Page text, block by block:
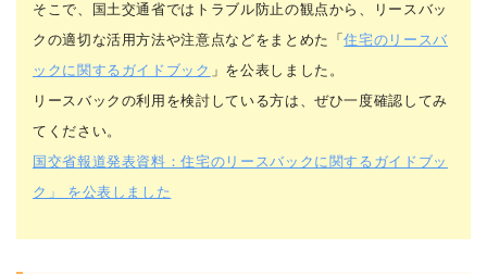
そこで、国土交通省ではトラブル防止の観点から、リースバッ
クの適切な活用方法や注意点などをまとめた「住宅のリースバ
ックに関するガイドブック 」を公表しました。
リースバックの利用を検討している方は、ぜひ一度確認してみ
てください。
国交省報道発表資料：住宅のリースバックに関するガイドブッ
ク」 を公表しました